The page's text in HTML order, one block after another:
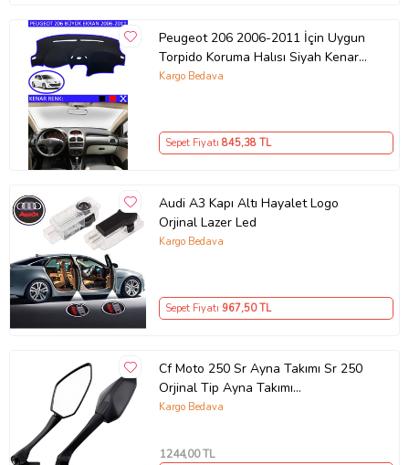
Peugeot 206 2006-2011 İçin Uygun
Torpido Koruma Halısı Siyah Kenar
Renk Mavi
Kargo Bedava
Sepet Fiyatı 845,38 TL
Audi A3 Kapı Altı Hayalet Logo
Orjinal Lazer Led
Kargo Bedava
Sepet Fiyatı 967,50 TL
Cf Moto 250 Sr Ayna Takımı Sr 250
Orjinal Tip Ayna Takımı
Kaliteli_Supermoto (Renksiz)
Kargo Bedava
1244,00 TL